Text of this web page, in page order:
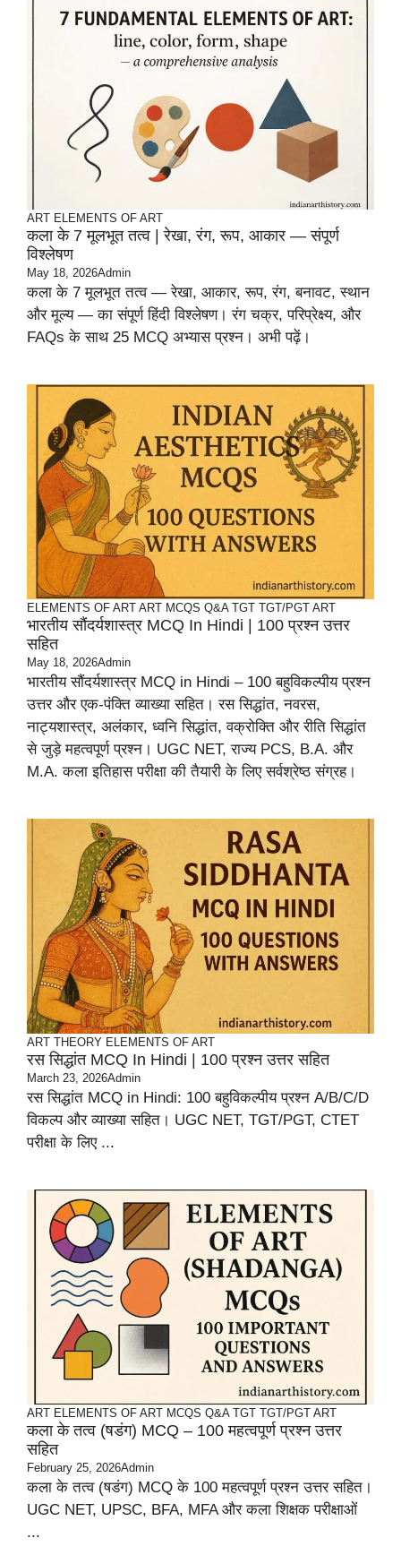
ART ELEMENTS OF ART
कला के 7 मूलभूत तत्व | रेखा, रंग, रूप, आकार — संपूर्ण
विश्लेषण
May 18, 2026Admin
कला के 7 मूलभूत तत्व — रेखा, आकार, रूप, रंग, बनावट, स्थान
और मूल्य — का संपूर्ण हिंदी विश्लेषण। रंग चक्र, परिप्रेक्ष्य, और
FAQs के साथ 25 MCQ अभ्यास प्रश्न। अभी पढ़ें।
ELEMENTS OF ART ART MCQS Q&A TGT TGT/PGT ART
भारतीय सौंदर्यशास्त्र MCQ In Hindi | 100 प्रश्न उत्तर
सहित
May 18, 2026Admin
भारतीय सौंदर्यशास्त्र MCQ in Hindi – 100 बहुविकल्पीय प्रश्न
उत्तर और एक-पंक्ति व्याख्या सहित। रस सिद्धांत, नवरस,
नाट्यशास्त्र, अलंकार, ध्वनि सिद्धांत, वक्रोक्ति और रीति सिद्धांत
से जुड़े महत्वपूर्ण प्रश्न। UGC NET, राज्य PCS, B.A. और
M.A. कला इतिहास परीक्षा की तैयारी के लिए सर्वश्रेष्ठ संग्रह।
ART THEORY ELEMENTS OF ART
रस सिद्धांत MCQ In Hindi | 100 प्रश्न उत्तर सहित
March 23, 2026Admin
रस सिद्धांत MCQ in Hindi: 100 बहुविकल्पीय प्रश्न A/B/C/D
विकल्प और व्याख्या सहित। UGC NET, TGT/PGT, CTET
परीक्षा के लिए ...
ART ELEMENTS OF ART MCQS Q&A TGT TGT/PGT ART
कला के तत्व (षडंग) MCQ – 100 महत्वपूर्ण प्रश्न उत्तर
सहित
February 25, 2026Admin
कला के तत्व (षडंग) MCQ के 100 महत्वपूर्ण प्रश्न उत्तर सहित।
UGC NET, UPSC, BFA, MFA और कला शिक्षक परीक्षाओं
...